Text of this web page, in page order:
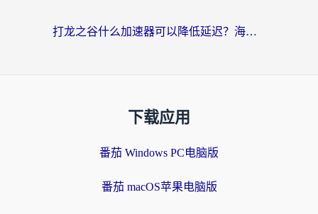
打龙之谷什么加速器可以降低延迟？海外玩家亲测有效的国服加速指南
下载应用
番茄 Windows PC电脑版
番茄 macOS苹果电脑版